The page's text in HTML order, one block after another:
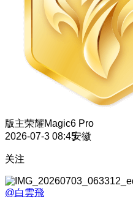
版主荣耀Magic6 Pro
2026-07-3 08:45安徽
关注
@白雲飛